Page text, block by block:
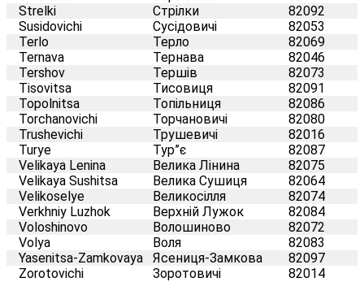
Strelki
Стрілки
82092
Susidovichi
Сусідовичі
82053
Terlo
Терло
82069
Ternava
Тернава
82046
Tershov
Тершів
82073
Tisovitsa
Тисовиця
82091
Topolnitsa
Топільниця
82086
Torchanovichi
Торчановичі
82080
Trushevichi
Трушевичі
82016
Turye
Тур”є
82087
Velikaya Lenina
Велика Лінина
82075
Velikaya Sushitsa
Велика Сушиця
82064
Velikoselye
Великосілля
82074
Verkhniy Luzhok
Верхній Лужок
82084
Voloshinovo
Волошиново
82072
Volya
Воля
82083
Yasenitsa-Zamkovaya
Ясениця-Замкова
82097
Zorotovichi
Зоротовичі 82014